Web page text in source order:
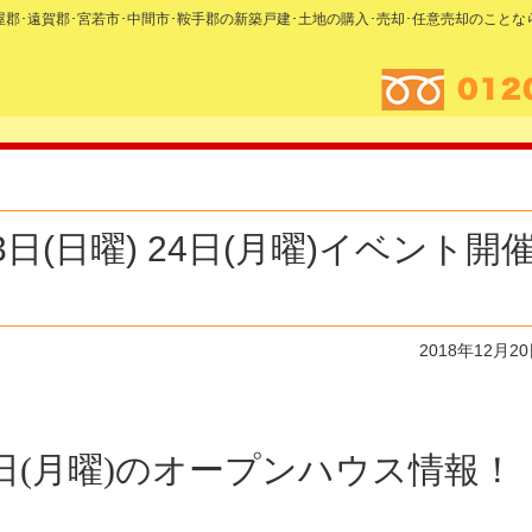
･遠賀郡･宮若市･中間市･鞍手郡の新築戸建･土地の購入･売却･任意売却のこと
(日曜) 24日(月曜)イベント開
2018年12月20
(月曜)のオープンハウス情報！